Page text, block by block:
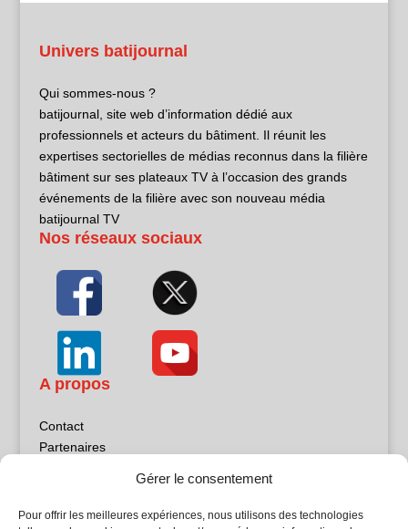
Gérer le consentement
Pour offrir les meilleures expériences, nous utilisons des technologies
Univers batijournal
Qui sommes-nous ?
batijournal, site web d’information dédié aux
professionnels et acteurs du bâtiment. Il réunit les
expertises sectorielles de médias reconnus dans la filière
bâtiment sur ses plateaux TV à l’occasion des grands
événements de la filière avec son nouveau média
batijournal TV
Nos réseaux sociaux
A propos
Contact
Partenaires
Politique de confidentialité